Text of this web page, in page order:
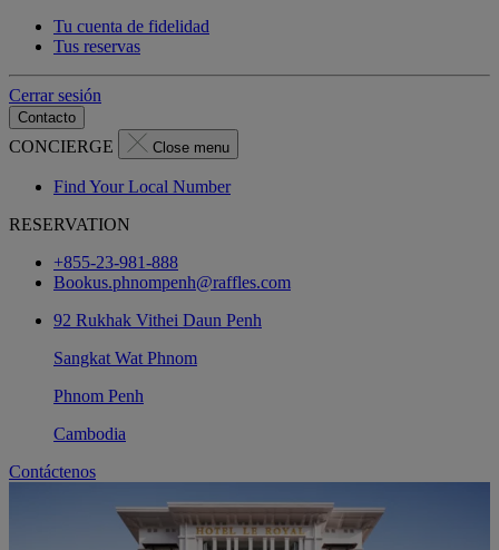
Tu cuenta de fidelidad
Tus reservas
Cerrar sesión
Contacto
CONCIERGE Close menu
Find Your Local Number
RESERVATION
+855-23-981-888
Bookus.phnompenh@raffles.com
92 Rukhak Vithei Daun Penh
Sangkat Wat Phnom
Phnom Penh
Cambodia
Contáctenos